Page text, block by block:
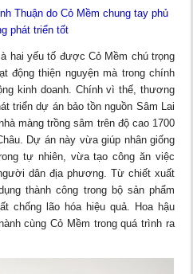
Thuận do Cỏ Mềm chung tay phủ
phát triển tốt
hai yếu tố được Cỏ Mềm chú trọng
động thiện nguyện mà trong chính
kinh doanh. Chính vì thế, thương
triển dự án bảo tồn nguồn Sâm Lai
màng trồng sâm trên độ cao 1700
Dự án này vừa giúp nhân giống
tự nhiên, vừa tạo công ăn việc
dân địa phương. Từ chiết xuất
thành công trong bộ sản phẩm
chống lão hóa hiệu quả. Hoa hậu
cùng Cỏ Mềm trong quá trình ra